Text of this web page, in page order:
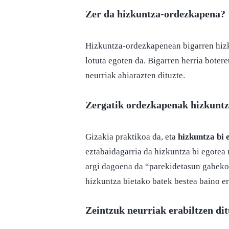
Zer da hizkuntza-ordezkapena?
Hizkuntza-ordezkapenean bigarren
lotuta egoten da. Bigarren herria
neurriak abiarazten dituzte.
Zergatik ordezkapenak
Gizakia praktikoa da, eta hizkuntza bi
eztabaidagarria da hizkuntza bi
argi dagoena da “parekidetasun
hizkuntza bietako batek bestea baino
Zeintzuk neurriak erabiltzen